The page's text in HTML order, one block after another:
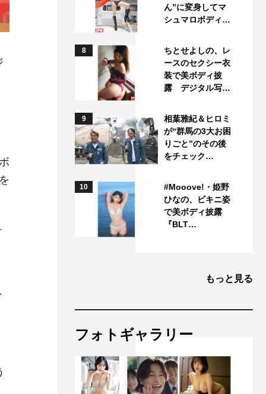
ん”に変身してマ
シュマロボディ…
8
ちとせよしの、レ
ースのセクシー衣
装で美ボディ披
露 デジタル写…
9
相葉雅紀＆ヒロミ
が“群馬の3大お困
りごと”のその後
をチェック…
10
#Mooove!・姫野
ひなの、ビキニ姿
で美ボディ披露
『BLT…
もっと見る
フォトギャラリー